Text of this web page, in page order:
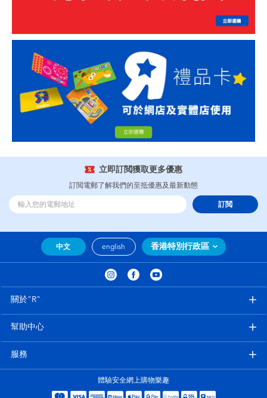
立即訂閲獲取更多優惠
訂閲電郵了解我們的至抵優惠及最新動態
訂閲
中文 english 香港特別行政區
關於"R"
幫助中心
服務
體驗安全網上購物樂趣